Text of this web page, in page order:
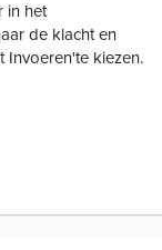
in het
de klacht en
Invoeren'te kiezen.